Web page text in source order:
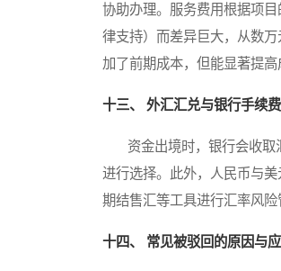
协助办理。服务费用根据项
律支持）而差异巨大，从数
加了前期成本，但能显著提
十三、 外汇汇兑与银行手续费
资金出境时，银行会收取
进行选择。此外，人民币与
期结售汇等工具进行汇率风险
十四、 常见被驳回的原因与